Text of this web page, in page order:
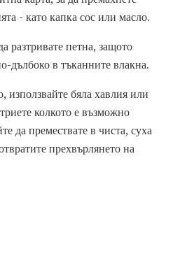
- като капка сос или масло.
петна, защото
дълбоко в тъканните влакна.
използвайте бяла хавлия или
колкото е възможно
да премествате в чиста, суха
прехвърлянето на